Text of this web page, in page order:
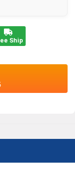
Ship